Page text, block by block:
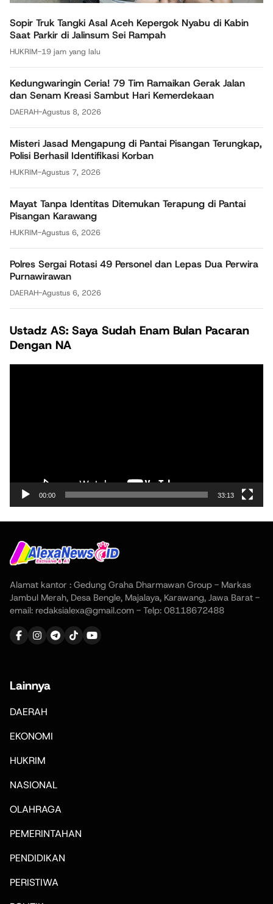
Sopir Truk Tangki Asal Aceh Kepergok Nyabu di Kabin
Saat Parkir di Jalinsum Sei Rampah
HUKRIM-19 jam yang lalu
Kedungwaringin Ceria! 79 Tim Ramaikan Gerak Jalan
dan Senam Kreasi Sambut Hari Kemerdekaan
DAERAH-Agustus 8, 2026
Misteri Jasad Mengapung di Pantai Pisangan Terungkap,
Polisi Berhasil Identifikasi Korban
HUKRIM-Agustus 7, 2026
Mayat Tanpa Identitas Ditemukan Terapung di Pantai
Pisangan Karawang
HUKRIM-Agustus 6, 2026
Polres Sergai Rotasi 49 Personel dan Lepas Dua Perwira
Purnawirawan
DAERAH-Agustus 6, 2026
Ustadz AS: Saya Sudah Enam Bulan Pacaran
Dengan NA
00:00 33:13
Alamat kantor : Gedung Graha Dharmawan Group - Markas
Jambul Merah, Desa Bengle, Majalaya, Karawang, Jawa Barat -
email: redaksialexa@gmail.com - Telp: 08118672488
Lainnya
DAERAH
EKONOMI
HUKRIM
NASIONAL
OLAHRAGA
PEMERINTAHAN
PENDIDIKAN
PERISTIWA